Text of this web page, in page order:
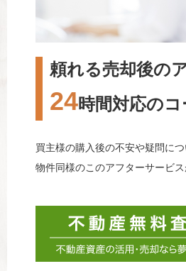
頼れる売却後の
24時間対応の
買主様の購入後の不安や疑問につ
物件同様のこのアフターサービ